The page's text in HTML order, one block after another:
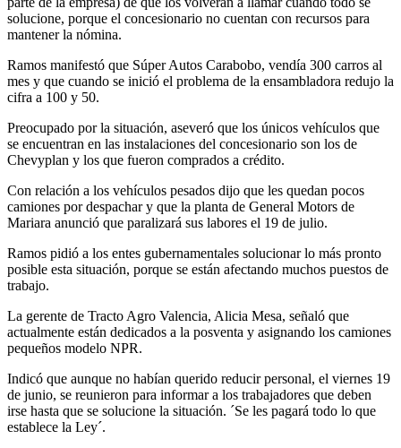
solucione, porque el concesionario no cuentan con recursos para
mantener la nómina.
Ramos manifestó que Súper Autos Carabobo, vendía 300 carros al
mes y que cuando se inició el problema de la ensambladora redujo la
cifra a 100 y 50.
Preocupado por la situación, aseveró que los únicos vehículos que
se encuentran en las instalaciones del concesionario son los de
Chevyplan y los que fueron comprados a crédito.
Con relación a los vehículos pesados dijo que les quedan pocos
camiones por despachar y que la planta de General Motors de
Mariara anunció que paralizará sus labores el 19 de julio.
Ramos pidió a los entes gubernamentales solucionar lo más pronto
posible esta situación, porque se están afectando muchos puestos de
trabajo.
La gerente de Tracto Agro Valencia, Alicia Mesa, señaló que
actualmente están dedicados a la posventa y asignando los camiones
pequeños modelo NPR.
Indicó que aunque no habían querido reducir personal, el viernes 19
de junio, se reunieron para informar a los trabajadores que deben
irse hasta que se solucione la situación. ´Se les pagará todo lo que
establece la Ley´.